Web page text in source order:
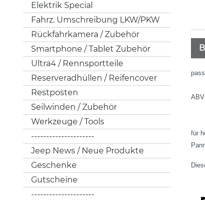
Elektrik Special
Fahrz. Umschreibung LKW/PKW
Rückfahrkamera / Zubehör
Smartphone / Tablet Zubehör
Ultra4 / Rennsportteile
Reserveradhüllen / Reifencover
Restposten
Seilwinden / Zubehör
Werkzeuge / Tools
---------------------
Jeep News / Neue Produkte
Geschenke
Gutscheine
---------------------
für